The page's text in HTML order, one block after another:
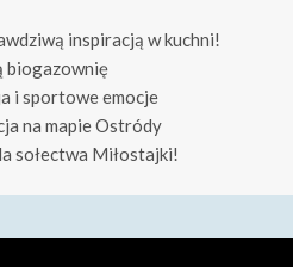
inspiracją w kuchni!
biogazownię
i sportowe emocje
na mapie Ostródy
sołectwa Miłostajki!